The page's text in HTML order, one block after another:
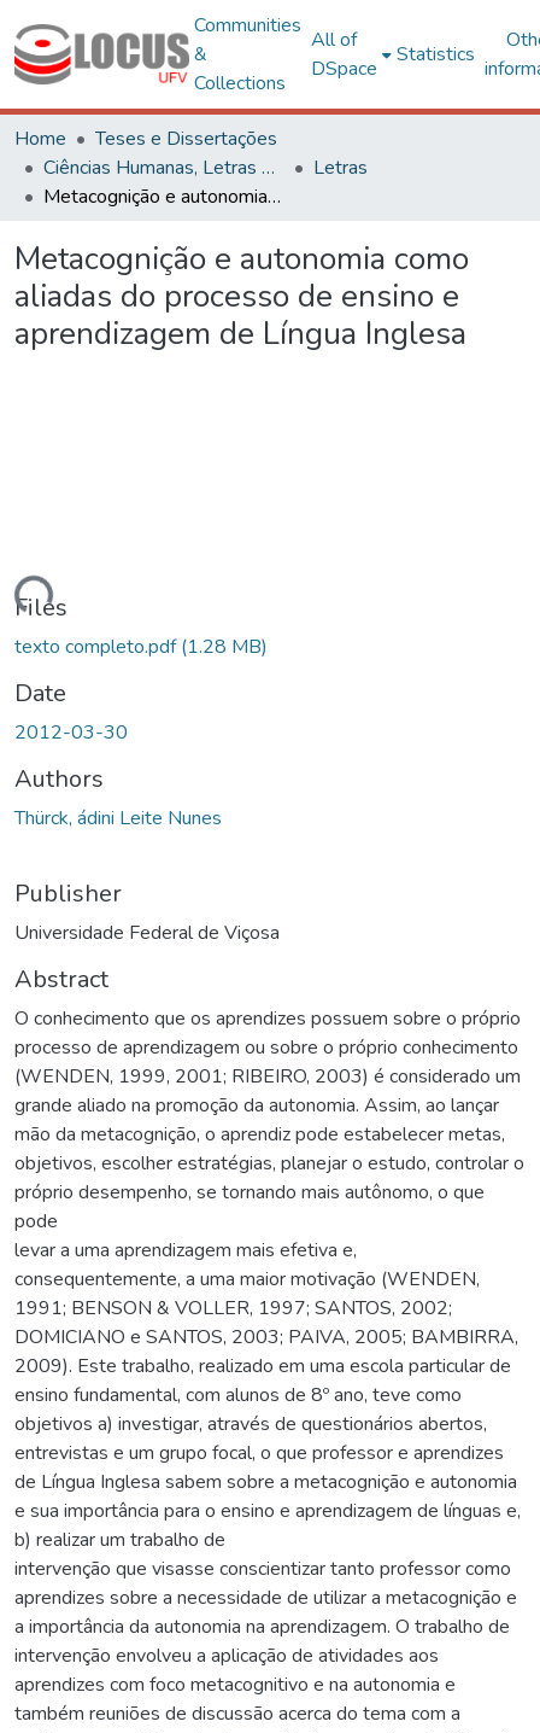
Communities
&
Collections
All of
DSpace
Statistics
Home
Teses e Dissertações
Ciências Humanas, Letras e Artes
Letras
Metacognição e autonomia como aliadas do processo de ensino e aprendizagem de Língua Inglesa
Metacognição e autonomia como
aliadas do processo de ensino e
aprendizagem de Língua Inglesa
Files
texto completo.pdf(1.28 MB)
Date
2012-03-30
Authors
Thürck, ádini Leite Nunes
Publisher
Universidade Federal de Viçosa
Abstract
O conhecimento que os aprendizes possuem sobre o próprio
processo de aprendizagem ou sobre o próprio conhecimento
(WENDEN, 1999, 2001; RIBEIRO, 2003) é considerado um
grande aliado na promoção da autonomia. Assim, ao lançar
mão da metacognição, o aprendiz pode estabelecer metas,
objetivos, escolher estratégias, planejar o estudo, controlar o
próprio desempenho, se tornando mais autônomo, o que
pode
levar a uma aprendizagem mais efetiva e,
consequentemente, a uma maior motivação (WENDEN,
1991; BENSON & VOLLER, 1997; SANTOS, 2002;
DOMICIANO e SANTOS, 2003; PAIVA, 2005; BAMBIRRA,
2009). Este trabalho, realizado em uma escola particular de
ensino fundamental, com alunos de 8º ano, teve como
objetivos a) investigar, através de questionários abertos,
entrevistas e um grupo focal, o que professor e aprendizes
de Língua Inglesa sabem sobre a metacognição e autonomia
e sua importância para o ensino e aprendizagem de línguas e,
b) realizar um trabalho de
intervenção que visasse conscientizar tanto professor como
aprendizes sobre a necessidade de utilizar a metacognição e
a importância da autonomia na aprendizagem. O trabalho de
intervenção envolveu a aplicação de atividades aos
aprendizes com foco metacognitivo e na autonomia e
também reuniões de discussão acerca do tema com a